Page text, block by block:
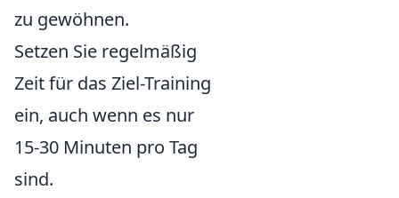
zu gewöhnen.
Setzen Sie regelmäßig
Zeit für das Ziel-Training
ein, auch wenn es nur
15-30 Minuten pro Tag
sind.